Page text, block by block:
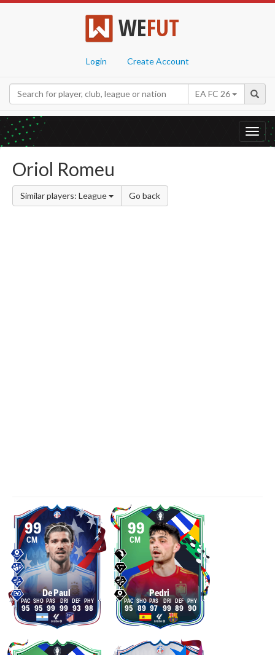
WEFUT
Login Create Account
EA FC 26
Oriol Romeu
Similar players: League Go back
99
CM
De Paul
95 95 99 99 93 98
99
CM
Pedri
95 89 97 99 89 90